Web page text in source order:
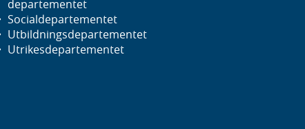
departementet
Social­departementet
Utbildnings­departementet
Utrikes­departementet